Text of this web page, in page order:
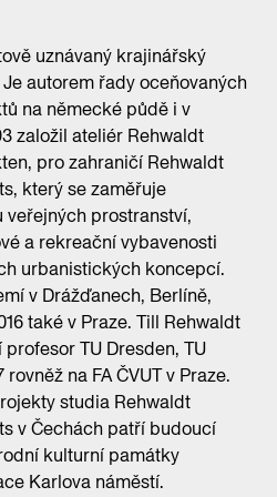
uznávaný krajinářský
autorem řady oceňovaných
na německé půdě i v
založil ateliér Rehwaldt
pro zahraničí Rehwaldt
který se zaměřuje
prostranství,
a rekreační vybavenosti
urbanistických koncepcí.
v Drážďanech, Berlíně,
také v Praze. Till Rehwaldt
TU Dresden, TU
na FA ČVUT v Praze.
studia Rehwaldt
v Čechách patří budoucí
kulturní památky
Karlova náměstí.